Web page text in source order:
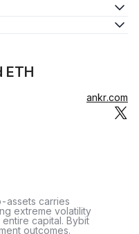
ETH
ankr.com
assets carries
extreme volatility
capital. Bybit
outcomes.